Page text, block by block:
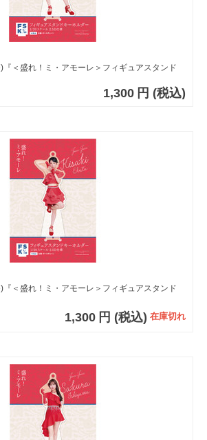
『＜盛れ！ミ・アモーレ＞フィギュアスタンド
1,300 円 (税込)
＜盛れ！ミ・アモーレ＞フィギュアスタンド
1,300 円 (税込) 在庫切れ